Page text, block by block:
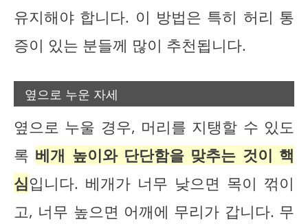
유지해야 합니다. 이 방법은 특히 허리 통
증이 있는 분들께 많이 추천됩니다.
옆으로 누운 자세
옆으로 누울 경우, 머리를 지탱할 수 있도
록 베개 높이와 단단함을 맞추는 것이 핵
심입니다. 베개가 너무 낮으면 목이 꺾이
고, 너무 높으면 어깨에 무리가 갑니다. 무